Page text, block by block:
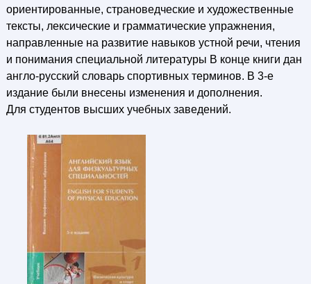
ориентированные, страноведческие и художественные
тексты, лексические и грамматические упражнения,
направленные на развитие навыков устной речи, чтения
и понимания специальной литературы В конце книги дан
англо-русский словарь спортивных терминов. В 3-е
издание были внесены изменения и дополнения.
Для студентов высших учебных заведений.